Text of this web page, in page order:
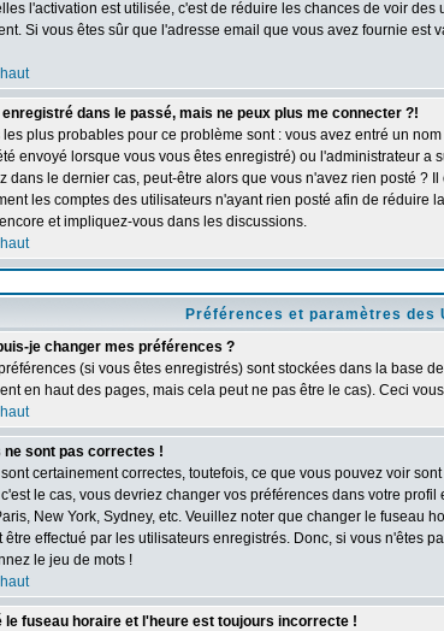
l'activation est utilisée, c'est de réduire les chances de voir
Si vous êtes sûr que l'adresse email que vous avez fournie est
dans le passé, mais ne peux plus me connecter ?!
les plus probables pour ce problème sont : vous avez entré un
envoyé lorsque vous vous êtes enregistré) ou l'administrateur a
dans le dernier cas, peut-être alors que vous n'avez rien posté ?
les comptes des utilisateurs n'ayant rien posté afin de réduire
et impliquez-vous dans les discussions.
Préférences et paramètres des
je changer mes préférences ?
(si vous êtes enregistrés) sont stockées dans la base
en haut des pages, mais cela peut ne pas être le cas). Ceci
ne sont pas correctes !
certainement correctes, toutefois, ce que vous pouvez voir
le cas, vous devriez changer vos préférences dans votre
New York, Sydney, etc. Veuillez noter que changer le fuseau
être effectué par les utilisateurs enregistrés. Donc, si vous n'êtes
le jeu de mots !
le fuseau horaire et l'heure est toujours incorrecte !